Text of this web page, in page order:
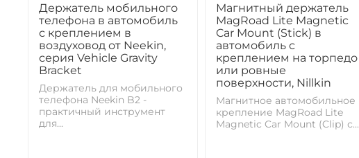
Держатель мобильного
телефона в автомобиль
с креплением в
воздуховод от Neekin,
серия Vehicle Gravity
Bracket
Держатель для мобильного
телефона Neekin B2 -
практичный инструмент
для...
Магнитный держатель
MagRoad Lite Magnetic
Car Mount (Stick) в
автомобиль с
креплением на торпедо
или ровные
поверхности, Nillkin
Магнитное автомобильное
крепление MagRoad Lite
Magnetic Car Mount (Clip) с...